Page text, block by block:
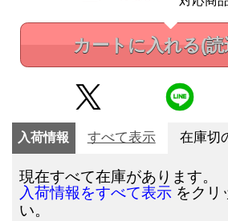
カートに入れる(
入荷情報 すべて表示 在庫切
現在すべて在庫があります。
入荷情報をすべて表示 をクリ
い。